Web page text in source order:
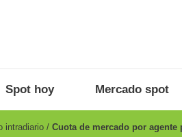
Spot hoy Mercado spot
intradiario Cuota de mercado por